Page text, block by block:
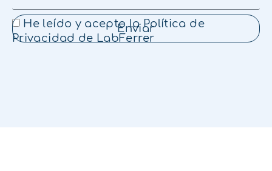
He leído y acepto la Política de
Privacidad de LabFerrer
Enviar